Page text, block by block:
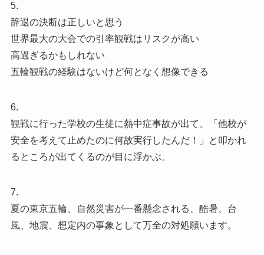
5.
辞退の決断は正しいと思う
世界最大の大会での引率観戦はリスクが高い
高過ぎるかもしれない
五輪観戦の経験はないけど何となく想像できる
6.
観戦に行った学校の生徒に熱中症事故が出て、「他校が
安全を考えて止めたのに何故実行したんだ！」と叩かれ
るところが出てくるのが目に浮かぶ。
7.
夏の東京五輪、自然災害が一番懸念される、酷暑、台
風、地震、想定内の事象として万全の対処願います。